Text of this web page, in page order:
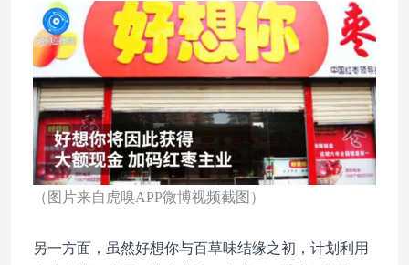
（图片来自虎嗅APP微博视频截图）
另一方面，虽然好想你与百草味结缘之初，计划利用